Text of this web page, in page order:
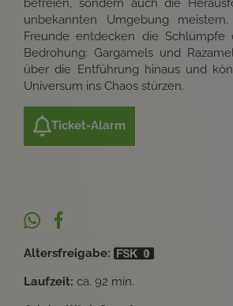
befreien, sondern auch die
unbekannten Umgebung
Freunde entdecken die Schlümpfe
Bedrohung: Gargamels und
über die Entführung hinaus und
Universum ins Chaos stürzen.
Ticket-Alarm
Altersfreigabe:
Laufzeit: ca. 92 min.